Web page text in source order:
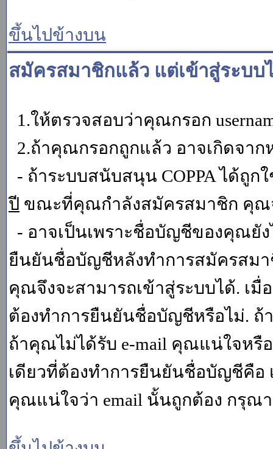
ขึ้นไปข้างบน
สมัครสมาชิกแล้ว แต่เข้าสู่ระบบ
1.ให้ตรวจสอบว่าคุณกรอก
2.ถ้าคุณกรอกถูกแล้ว อาจเกิดจาก
- ถ้าระบบสนับสนุน COPPA ได้ถู
ปี ขณะที่คุณกำลังสมัครสมาชิก คุ
- อาจเป็นเพราะชื่อบัญชีของคุณยั
ยืนยันชื่อบัญชีหลังทำการสมัครสมา
คุณจึงจะสามารถเข้าสู่ระบบได้. เ
ต้องทำการยืนยันชื่อบัญชีหรือไม่.
ถ้าคุณไม่ได้รับ e-mail คุณแน่ใจหรื
เดียวที่ต้องทำการยืนยันชื่อบัญชีคือ
คุณแน่ใจว่า email นั้นถูกต้อง กรุณ